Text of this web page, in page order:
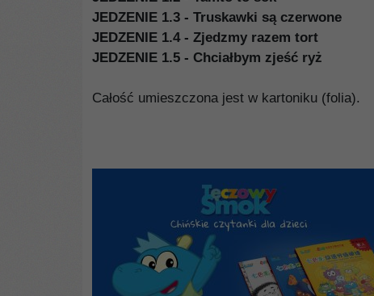
JEDZENIE 1.3 - Truskawki są czerwone
JEDZENIE 1.4 - Zjedzmy razem tort
JEDZENIE 1.5 - Chciałbym zjeść ryż
Całość umieszczona jest w kartoniku (folia).